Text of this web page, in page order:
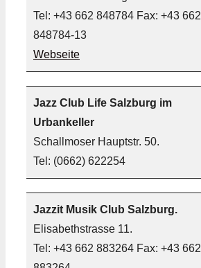
Tel: +43 662 848784 Fax: +43 662
848784-13
Webseite
Jazz Club Life Salzburg im
Urbankeller
Schallmoser Hauptstr. 50.
Tel: (0662) 622254
Jazzit Musik Club Salzburg.
Elisabethstrasse 11.
Tel: +43 662 883264 Fax: +43 662